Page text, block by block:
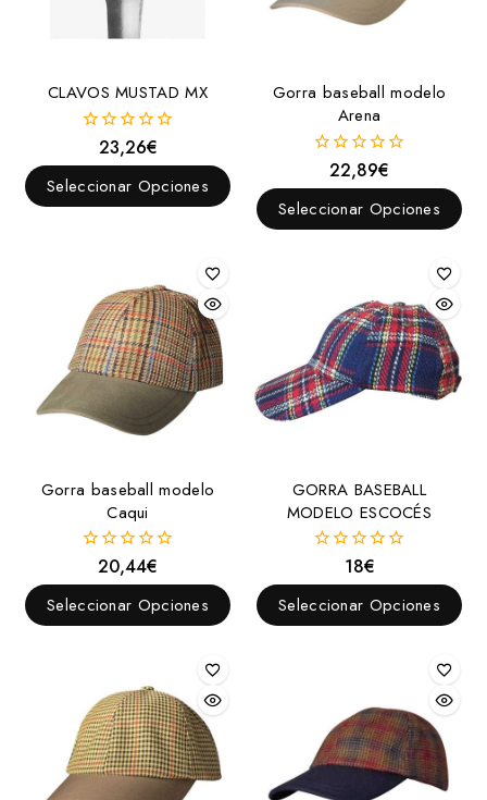
CLAVOS MUSTAD MX
fuera
de
5
23,26€
Seleccionar Opciones
Gorra baseball modelo
Arena
fuera
de
5
22,89€
Seleccionar Opciones
Gorra baseball modelo
Caqui
fuera
de
20,44€
Seleccionar Opciones
GORRA BASEBALL
MODELO ESCOCÉS
fuera
de
18€
Seleccionar Opciones